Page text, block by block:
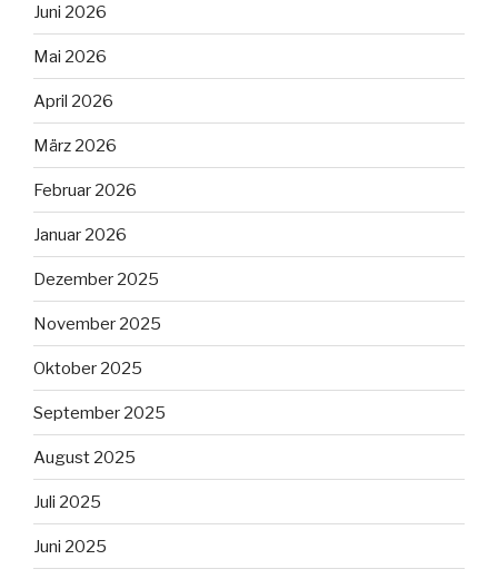
Juni 2026
Mai 2026
April 2026
März 2026
Februar 2026
Januar 2026
Dezember 2025
November 2025
Oktober 2025
September 2025
August 2025
Juli 2025
Juni 2025